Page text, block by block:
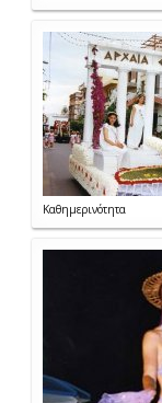
Καθημερινότητα